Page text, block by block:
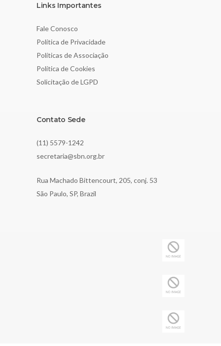
Links Importantes
Fale Conosco
Política de Privacidade
Políticas de Associação
Política de Cookies
Solicitação de LGPD
Contato Sede
(11) 5579-1242
secretaria@sbn.org.br
Rua Machado Bittencourt, 205, conj. 53
São Paulo, SP, Brazil